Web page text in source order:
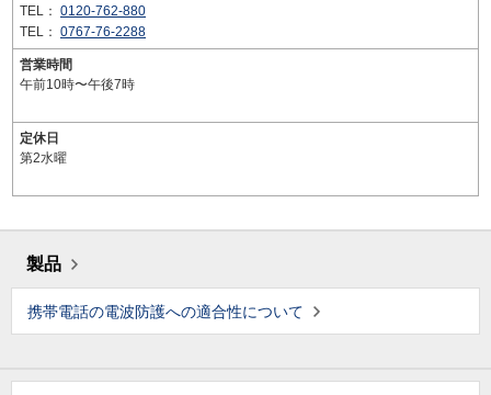
TEL： 0120-762-880
TEL： 0767-76-2288
営業時間
午前10時〜午後7時
定休日
第2水曜
製品
携帯電話の電波防護への適合性について